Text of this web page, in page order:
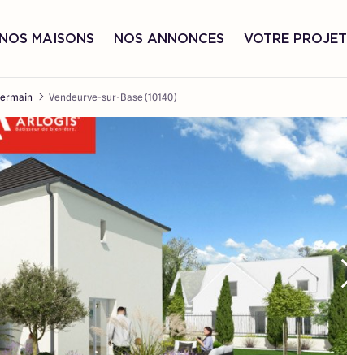
NOS MAISONS NOS ANNONCES VOTRE PROJET
Vendeurve-sur-Base (10140)